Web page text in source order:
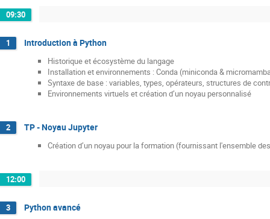
09:30
1 Introduction à Python
Historique et écosystème du langage
Installation et environnements : Conda (miniconda &
Syntaxe de base : variables, types, opérateurs, structures de
Environnements virtuels et création d’un noyau personnalisé
2 TP - Noyau Jupyter
Création d’un noyau pour la formation (fournissant l'ensemble
12:00
3 Python avancé